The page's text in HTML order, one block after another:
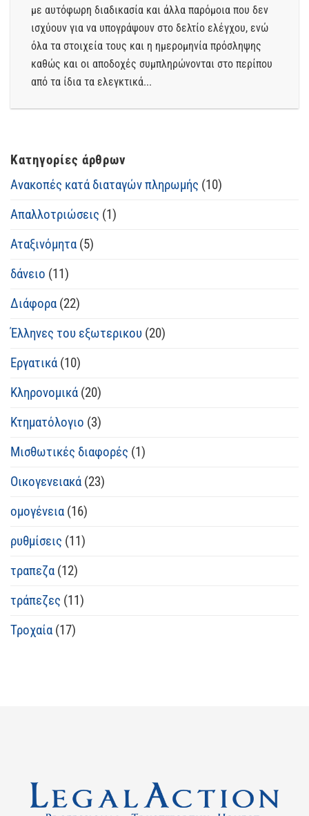
Κατηγορίες άρθρων
Ανακοπές κατά διαταγών πληρωμής (10)
Απαλλοτριώσεις (1)
Αταξινόμητα (5)
δάνειο (11)
Διάφορα (22)
Έλληνες του εξωτερικου (20)
Εργατικά (10)
Κληρονομικά (20)
Κτηματόλογιο (3)
Μισθωτικές διαφορές (1)
Οικογενειακά (23)
ομογένεια (16)
ρυθμίσεις (11)
τραπεζα (12)
τράπεζες (11)
Τροχαία (17)
με αυτόφωρη διαδικασία και άλλα παρόμοια που δεν
ισχύουν για να υπογράψουν στο δελτίο ελέγχου, ενώ
όλα τα στοιχεία τους και η ημερομηνία πρόσληψης
καθώς και οι αποδοχές συμπληρώνονται στο περίπου
από τα ίδια τα ελεγκτικά...